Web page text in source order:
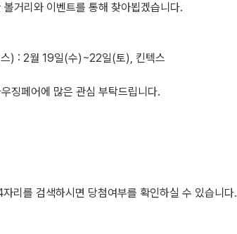
거리와 이벤트를 통해 찾아뵙겠습니다.
) : 2월 19일(수)~22일(토), 킨텍스
징페어에 많은 관심 부탁드립니다.
리를 검색하시면 당첨여부를 확인하실 수 있습니다.